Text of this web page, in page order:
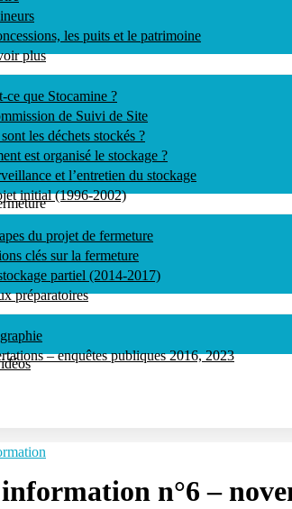
pour rechercher ou ECHAP pour fermer
les puits et le patrimoine
plus
ce que Stocamine ?
de Suivi de Site
les déchets stockés ?
est organisé le stockage ?
et l’entretien du stockage
initial (1996-2002)
du projet de fermeture
clés sur la fermeture
partiel (2014-2017)
préparatoires
– enquêtes publiques 2016, 2023
n°6 –